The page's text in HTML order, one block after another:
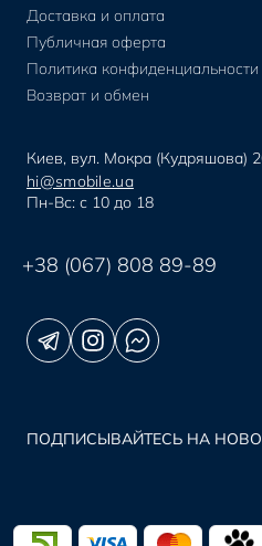
Доставка и оплата
Публичная оферта
Политика конфиденциальности
Возврат и обмен
Киев, вул. Мокра (Кудряшова)
hi@smobile.ua
Пн-Вс: с 10 до 18
+38 (067) 808 89-89
ПОДПИСЫВАЙТЕСЬ НА